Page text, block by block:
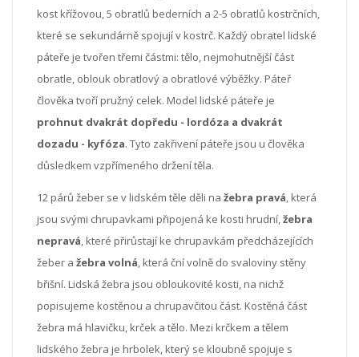
kost křížovou, 5 obratlů bederních a 2-5 obratlů kostrčních,
které se sekundárně spojují v kostrč. Každý obratel lidské
páteře je tvořen třemi částmi: tělo, nejmohutnější část
obratle, oblouk obratlový a obratlové výběžky. Páteř
člověka tvoří pružný celek. Model lidské páteře je
prohnut dvakrát dopředu - lordóza a dvakrát
dozadu - kyfóza. Tyto zakřivení páteře jsou u člověka
důsledkem vzpřímeného držení těla.
12 párů žeber se v lidském těle děli na žebra pravá, která
jsou svými chrupavkami připojená ke kosti hrudní,žebra
nepravá, které přirůstají ke chrupavkám předcházejících
žeber a žebra volná, která ční volně do svaloviny stěny
břišní. Lidská žebra jsou obloukovité kosti, na nichž
popisujeme kostěnou a chrupavčitou část. Kostěná část
žebra má hlavičku, krček a tělo. Mezi krčkem a tělem
lidského žebra je hrbolek, který se kloubně spojuje s